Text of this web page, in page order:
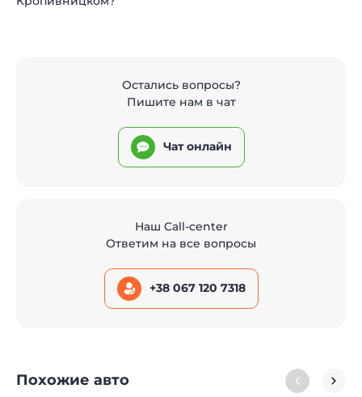
Остались вопросы?
Пишите нам в чат
Чат онлайн
Наш Call-center
Ответим на все вопросы
+38 067 120 7318
Похожие авто